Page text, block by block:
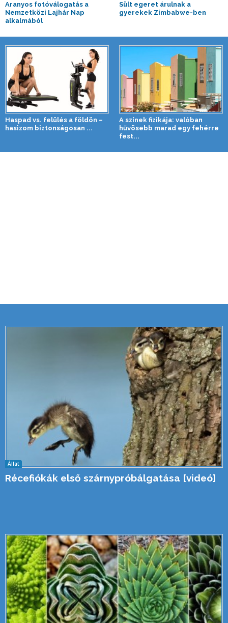
Aranyos fotóválogatás a
Nemzetközi Lajhár Nap
alkalmából
Sült egeret árulnak a
gyerekek Zimbabwe-ben
Haspad vs. felülés a földön –
hasizom biztonságosan ...
A színek fizikája: valóban
hűvösebb marad egy fehérre
fest...
Állat
Récefiókák első szárnypróbálgatása [videó]